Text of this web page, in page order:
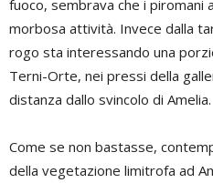
fuoco, sembrava che i piromani
morbosa attività. Invece dalla
rogo sta interessando una
Terni-Orte, nei pressi della
distanza dallo svincolo di Amelia.
Come se non bastasse,
della vegetazione limitrofa ad